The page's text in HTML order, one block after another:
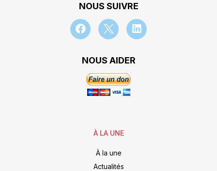
NOUS SUIVRE
NOUS AIDER
À LA UNE
À la une
Actualités